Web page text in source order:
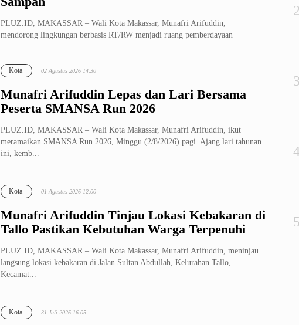
PLUZ.ID, MAKASSAR – Wali Kota Makassar, Munafri Arifuddin,
mendorong lingkungan berbasis RT/RW menjadi ruang pemberdayaan
Munafri Arifuddin Lepas dan Lari Bersama
Peserta SMANSA Run 2026
Kota 02 Agustus 2026 14:30
PLUZ.ID, MAKASSAR – Wali Kota Makassar, Munafri Arifuddin, ikut
meramaikan SMANSA Run 2026, Minggu (2/8/2026) pagi. Ajang lari tahunan
ini, kemb...
Munafri Arifuddin Tinjau Lokasi Kebakaran di
Tallo Pastikan Kebutuhan Warga Terpenuhi
Kota 01 Agustus 2026 12:00
PLUZ.ID, MAKASSAR – Wali Kota Makassar, Munafri Arifuddin, meninjau
langsung lokasi kebakaran di Jalan Sultan Abdullah, Kelurahan Tallo,
Kecamat...
Kota 31 Juli 2026 16:05